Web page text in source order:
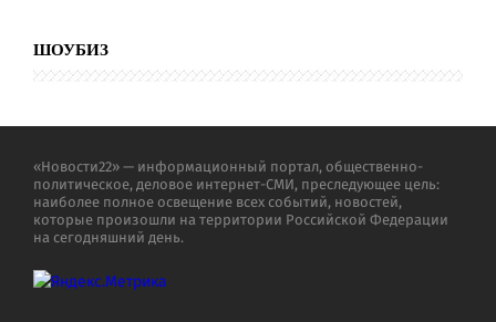
ШОУБИЗ
«Новости22» — информационный портал, общественно-
политическое, деловое интернет-СМИ, преследующее цель:
наиболее полное освещение всех событий, новостей,
которые произошли на территории Российской Федерации
на сегодняшний день.